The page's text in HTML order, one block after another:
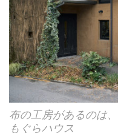
布の工房があるのは
もぐらハウス